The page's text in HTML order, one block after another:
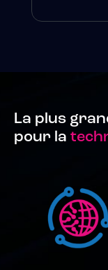
La plus
pour la